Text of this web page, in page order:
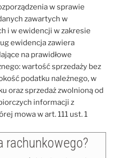
w sprawie
zawartych w
i w ewidencji w zakresie
ewidencja zawiera
na prawidłowe
wartość sprzedaży bez
podatku należnego, w
oraz sprzedaż zwolnioną od
informacji z
mowa w art. 111 ust. 1